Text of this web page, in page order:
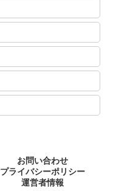
お問い合わせ
プライバシーポリシー
運営者情報